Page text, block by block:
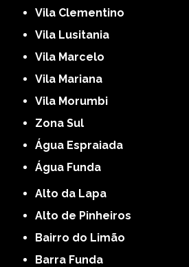
Vila Clementino
Vila Lusitania
Vila Marcelo
Vila Mariana
Vila Morumbi
Zona Sul
Água Espraiada
Água Funda
Alto da Lapa
Alto de Pinheiros
Bairro do Limão
Barra Funda